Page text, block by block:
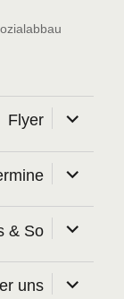
Flyer öffnen
öffnen
& So öffnen
uns öffnen